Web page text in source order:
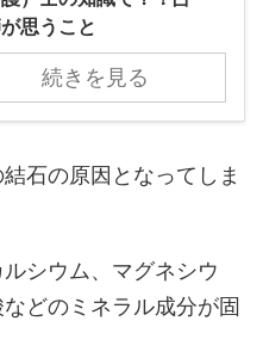
思うこと
続きを見る
石の原因となってしま
シウム、マグネシウ
どのミネラル成分が固